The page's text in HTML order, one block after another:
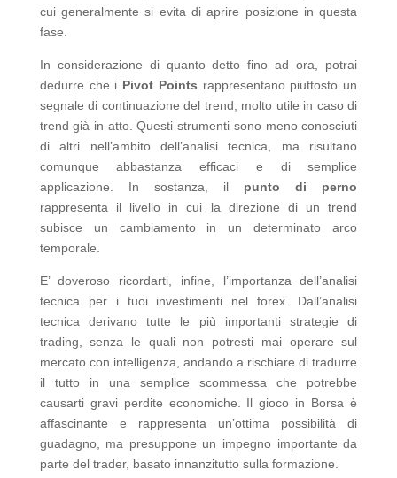
cui generalmente si evita di aprire posizione in questa
fase.
In considerazione di quanto detto fino ad ora, potrai
dedurre che i Pivot Points rappresentano piuttosto un
segnale di continuazione del trend, molto utile in caso di
trend già in atto. Questi strumenti sono meno conosciuti
di altri nell’ambito dell’analisi tecnica, ma risultano
comunque abbastanza efficaci e di semplice
applicazione. In sostanza, il punto di perno
rappresenta il livello in cui la direzione di un trend
subisce un cambiamento in un determinato arco
temporale.
E’ doveroso ricordarti, infine, l’importanza dell’analisi
tecnica per i tuoi investimenti nel forex. Dall’analisi
tecnica derivano tutte le più importanti strategie di
trading, senza le quali non potresti mai operare sul
mercato con intelligenza, andando a rischiare di tradurre
il tutto in una semplice scommessa che potrebbe
causarti gravi perdite economiche. Il gioco in Borsa è
affascinante e rappresenta un’ottima possibilità di
guadagno, ma presuppone un impegno importante da
parte del trader, basato innanzitutto sulla formazione.